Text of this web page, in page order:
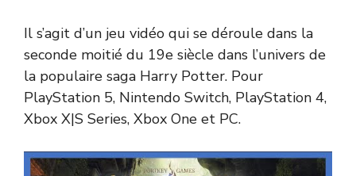
Il s’agit d’un jeu vidéo qui se déroule dans la
seconde moitié du 19e siècle dans l’univers de
la populaire saga Harry Potter. Pour
PlayStation 5, Nintendo Switch, PlayStation 4,
Xbox X|S Series, Xbox One et PC.